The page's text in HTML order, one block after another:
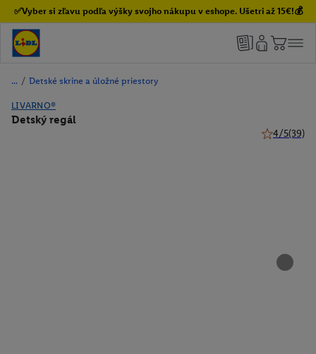
✅Vyber si zľavu podľa výšky svojho nákupu v eshope. Ušetri až 15€!💰
/ Detské skrine a úložné priestory
LIVARNO®
Detský regál
4/5(39)